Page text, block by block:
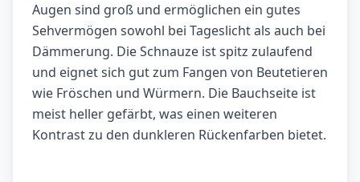
Augen sind groß und ermöglichen ein gutes
Sehvermögen sowohl bei Tageslicht als auch bei
Dämmerung. Die Schnauze ist spitz zulaufend
und eignet sich gut zum Fangen von Beutetieren
wie Fröschen und Würmern. Die Bauchseite ist
meist heller gefärbt, was einen weiteren
Kontrast zu den dunkleren Rückenfarben bietet.